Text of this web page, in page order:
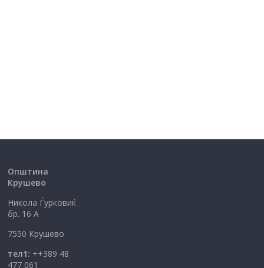
Општина
Крушево
Никола Ѓурковиќ
бр. 16 А
7550 Крушево
тел1: ++389 48
477 061